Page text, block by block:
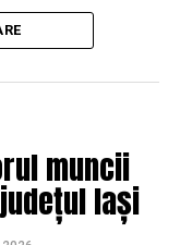
o experiență
mai
continuă
muncii
Iași